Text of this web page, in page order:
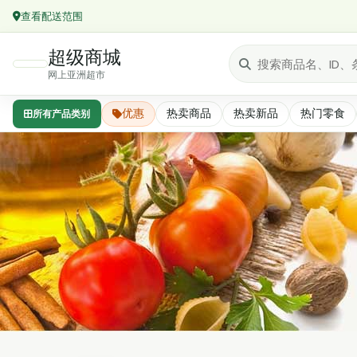
查看配送范围
超级商城
网上亚洲超市
所有产品类别 优惠 热卖商品 热卖新品 热门零食